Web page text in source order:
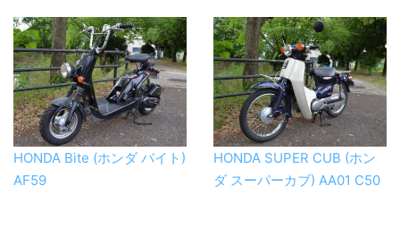
HONDA Bite (ホンダ バイト)
AF59
HONDA SUPER CUB (ホン
ダ スーパーカブ) AA01 C50